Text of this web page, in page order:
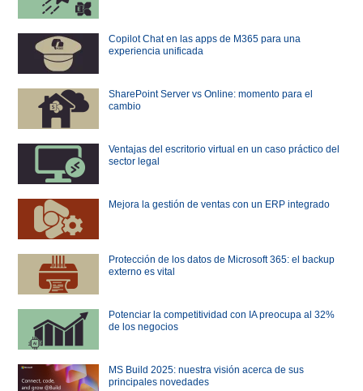
Copilot Chat en las apps de M365 para una
experiencia unificada
SharePoint Server vs Online: momento para el
cambio
Ventajas del escritorio virtual en un caso práctico del
sector legal
Mejora la gestión de ventas con un ERP integrado
Protección de los datos de Microsoft 365: el backup
externo es vital
Potenciar la competitividad con IA preocupa al 32%
de los negocios
MS Build 2025: nuestra visión acerca de sus
principales novedades